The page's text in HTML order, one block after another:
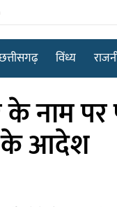
विंध्य
नाम
के आदेश